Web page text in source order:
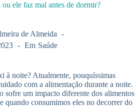
ele faz mal antes de dormir?
de Almeida
Em Saúde
à noite? Atualmente, pouquíssimas
com a alimentação durante a noite.
sofre um impacto diferente dos alimentos
quando consumimos eles no decorrer do